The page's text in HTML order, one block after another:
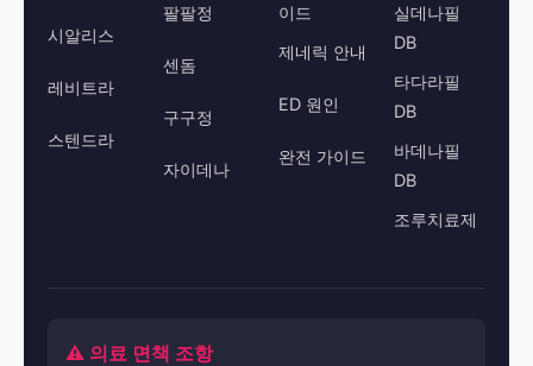
시알리스
레비트라
스텐드라
팔팔정
센돔
구구정
자이데나
이드
제네릭 안내
ED 원인
완전 가이드
실데나필
DB
타다라필
DB
바데나필
DB
조루치료제
⚠️ 의료 면책 조항